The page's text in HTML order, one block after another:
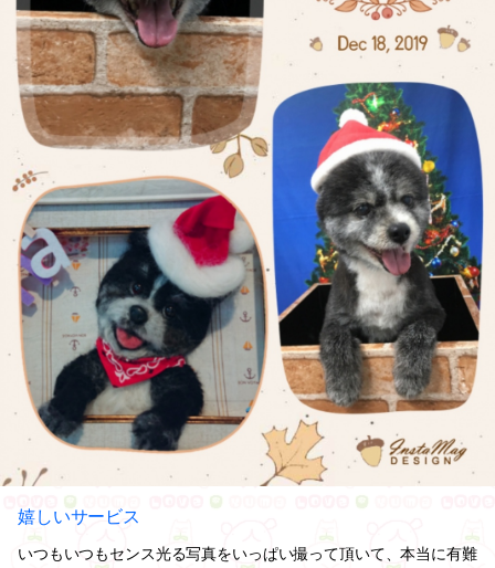
嬉しいサービス
いつもいつもセンス光る写真をいっぱい撮って頂いて、本当に有難